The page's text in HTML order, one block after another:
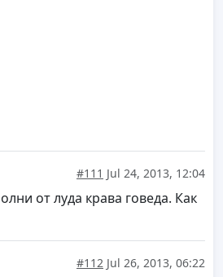
#111 Jul 24, 2013, 12:04
от луда крава говеда. Как
#112 Jul 26, 2013, 06:22